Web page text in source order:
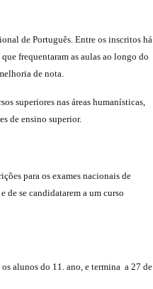
de Português. Entre os inscritos há
frequentaram as aulas ao longo do
de nota.
superiores nas áreas humanísticas,
de ensino superior.
para os exames nacionais de
se candidatarem a um curso
alunos do 11. ano, e termina a 27 de